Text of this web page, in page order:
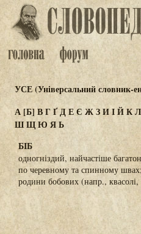
УСЕ (Універсальний словник-
А[Б] ВГҐДЕЄ ЖЗИІЙКЛ
ШЩЮЯЬ
БІБ
одногніздий, найчастіше
по черевному та спинному
родини бобових (напр., квасолі,